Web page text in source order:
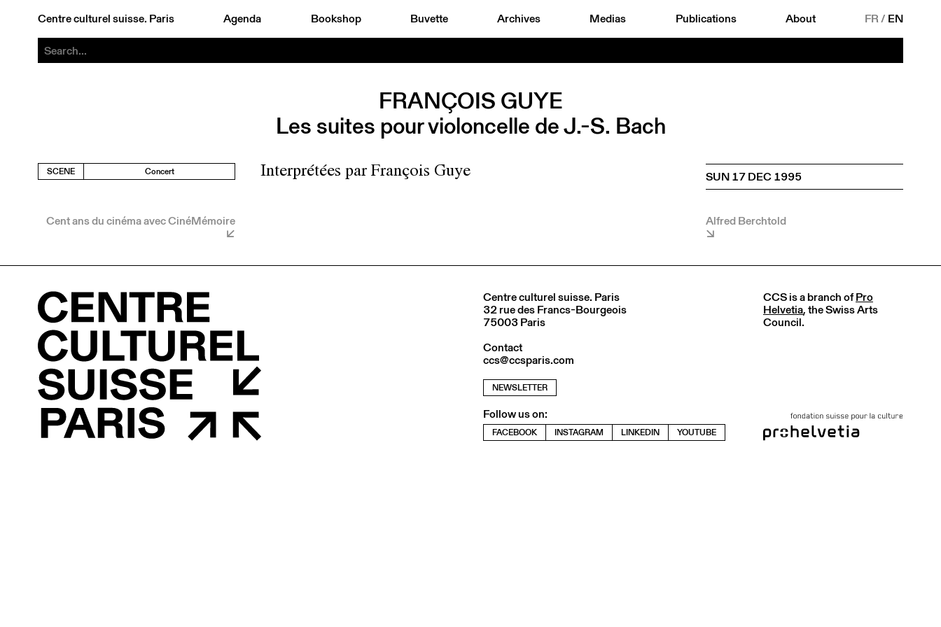
Centre culturel suisse. Paris Agenda Bookshop Buvette Archives Medias Publications About FR/ EN
FRANÇOIS GUYE
Les suites pour violoncelle de J.-S. Bach
SCENE Concert
Cent ans du cinéma avec CinéMémoire
Interprétées par François Guye SUN 17 DEC 1995
Alfred Berchtold
Centre culturel suisse. Paris
32 rue des Francs-Bourgeois
75003 Paris
Contact
ccs@ccsparis.com
NEWSLETTER
Follow us on:
FACEBOOK INSTAGRAM LINKEDIN YOUTUBE
CCS is a branch ofPro
Helvetia, the Swiss Arts
Council.